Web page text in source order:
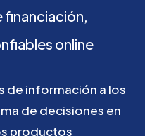
financiación,
online
de información a los
de decisiones en
productos